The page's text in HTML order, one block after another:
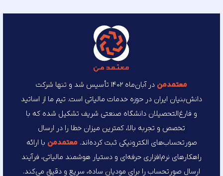
معتمد‌من
در آبان‌ماه ۱۴۰۲ تأسیس شد و تنها شرکت
دانش‌بنیان ایران در حوزه خدمات مالیاتی است. تیم ما از اساتید
و فارغ‌التحصیلان دانشگاه صنعتی شریف تشکیل شده که با
تخصص و تجربه بالا، کمترین میزان خطا را در ارسال
صورتحساب‌های الکترونیکی ثبت کرده‌اند.معتمد‌من با ارائه
راهکارهای نرم‌افزاری حرفه‌ای و دستیار هوشمند مالیاتی، فرآیند
ارسال صورتحساب را برای مودیان ساده، سریع و دقیق می‌کند.